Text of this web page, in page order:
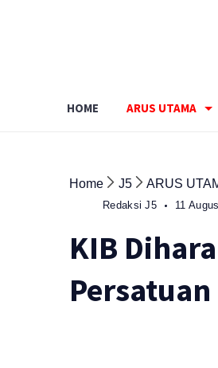
HOME ARUS UTAMA
Home J5 ARUS
Redaksi J5 11
KIB